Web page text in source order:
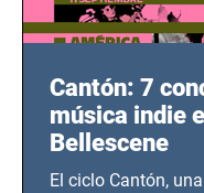
Cantón: 7
música indie
Bellescene
El ciclo Cantón,